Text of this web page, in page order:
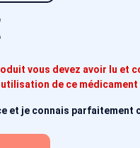
vous devez avoir lu et
de ce médicament
et je connais parfaitement